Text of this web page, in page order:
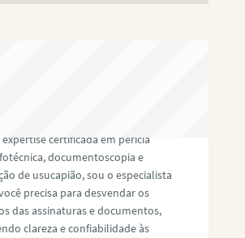
certificada em perícia
documentoscopia e
de usucapião, sou o especialista
precisa para desvendar os
das assinaturas e documentos,
clareza e confiabilidade às